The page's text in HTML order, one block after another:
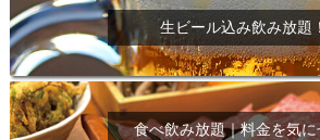
生ビール込み飲み放題！
食べ飲み放題｜料金を気に